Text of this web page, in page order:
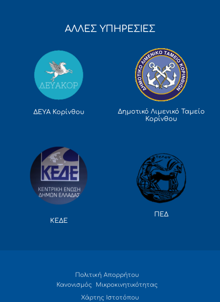
ΑΛΛΕΣ ΥΠΗΡΕΣΙΕΣ
ΔΕΥΑ Κορίνθου
Δημοτικό Λιμενικό Ταμείο
Κορίνθου
ΚΕΔΕ
ΠΕΔ
Πολιτική Απορρήτου
Κανονισμός Μικροκινητικότητας
Χάρτης Ιστοτόπου